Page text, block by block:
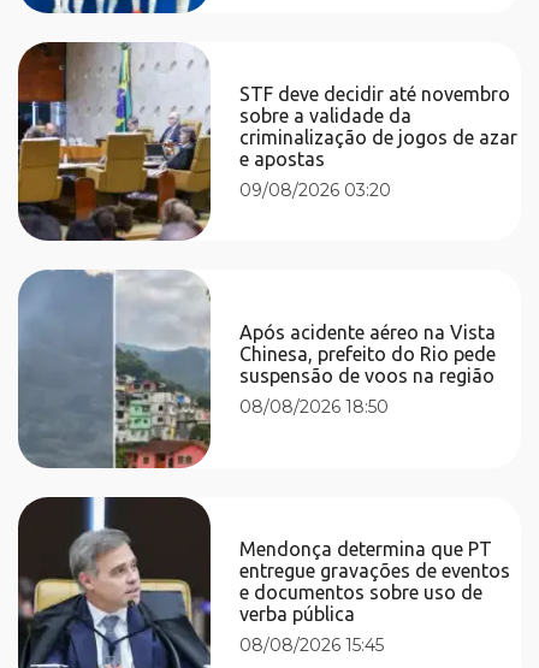
STF deve decidir até novembro
sobre a validade da
criminalização de jogos de azar
e apostas
09/08/2026 03:20
Após acidente aéreo na Vista
Chinesa, prefeito do Rio pede
suspensão de voos na região
08/08/2026 18:50
Mendonça determina que PT
entregue gravações de eventos
e documentos sobre uso de
verba pública
08/08/2026 15:45